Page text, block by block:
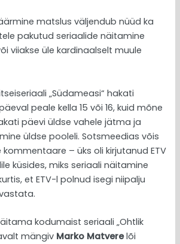
matslus väljendub nüüd ka
pakutud seriaalide näitamine
viiakse üle kardinaalselt muule
„Südameasi“ hakati
peale kella 15 või 16, kuid mõne
päevi üldse vahele jätma ja
üldse pooleli. Sotsmeedias võis
– üks oli kirjutanud ETV
küsides, miks seriaali näitamine
et ETV-l polnud isegi niipalju
kodumaist seriaali „Ohtlik
mängiv Marko Matverelõi